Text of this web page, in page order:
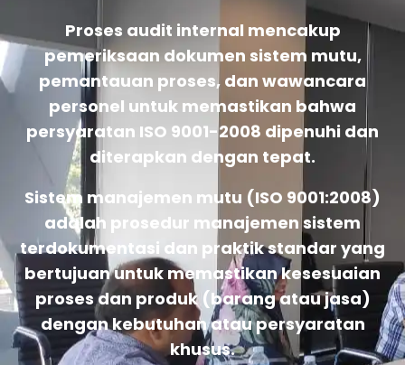
Proses audit internal mencakup
pemeriksaan dokumen sistem mutu,
pemantauan proses, dan wawancara
personel untuk memastikan bahwa
persyaratan ISO 9001-2008 dipenuhi dan
diterapkan dengan tepat.
Sistem manajemen mutu (ISO 9001:2008)
adalah prosedur manajemen sistem
terdokumentasi dan praktik standar yang
bertujuan untuk memastikan kesesuaian
proses dan produk (barang atau jasa)
dengan kebutuhan atau persyaratan
khusus.